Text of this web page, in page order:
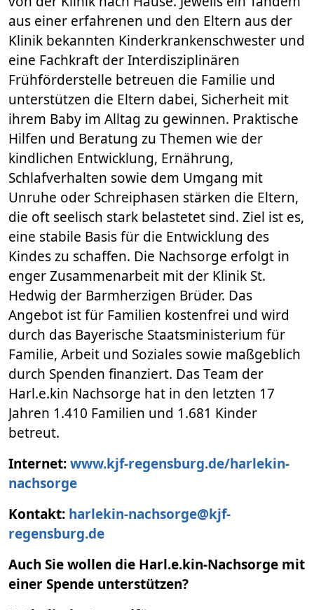
aus einer erfahrenen und den Eltern aus der
Klinik bekannten Kinderkrankenschwester und
eine Fachkraft der Interdisziplinären
Frühförderstelle betreuen die Familie und
unterstützen die Eltern dabei, Sicherheit mit
ihrem Baby im Alltag zu gewinnen. Praktische
Hilfen und Beratung zu Themen wie der
kindlichen Entwicklung, Ernährung,
Schlafverhalten sowie dem Umgang mit
Unruhe oder Schreiphasen stärken die Eltern,
die oft seelisch stark belastetet sind. Ziel ist es,
eine stabile Basis für die Entwicklung des
Kindes zu schaffen. Die Nachsorge erfolgt in
enger Zusammenarbeit mit der Klinik St.
Hedwig der Barmherzigen Brüder. Das
Angebot ist für Familien kostenfrei und wird
durch das Bayerische Staatsministerium für
Familie, Arbeit und Soziales sowie maßgeblich
durch Spenden finanziert. Das Team der
Harl.e.kin Nachsorge hat in den letzten 17
Jahren 1.410 Familien und 1.681 Kinder
betreut.
Internet:www.kjf-regensburg.de/harlekin-
nachsorge
Kontakt: harlekin-nachsorge@kjf-
regensburg.de
Auch Sie wollen die Harl.e.kin-Nachsorge mit
einer Spende unterstützen?